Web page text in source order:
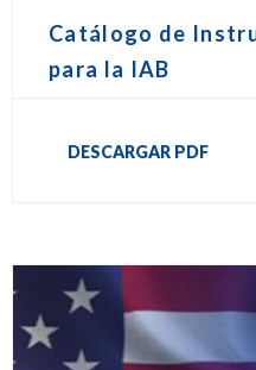
Catálogo de
para la IAB
DESCARGAR PDF